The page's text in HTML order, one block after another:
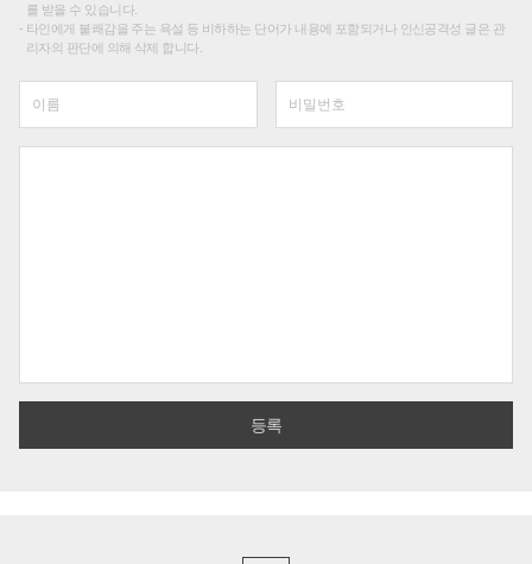
를 받을 수 있습니다.
타인에게 불쾌감을 주는 욕설 등 비하하는 단어가 내용에 포함되거나 인신공격성 글은 관
리자의 판단에 의해 삭제 합니다.